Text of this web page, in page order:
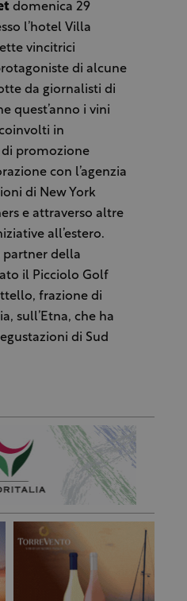
domenica 29
l’hotel Villa
vincitrici
di alcune
da giornalisti di
quest’anno i vini
in
di promozione
con l’agenzia
di New York
e attraverso altre
all’estero.
partner della
il Picciolo Golf
frazione di
sull’Etna, che ha
di Sud